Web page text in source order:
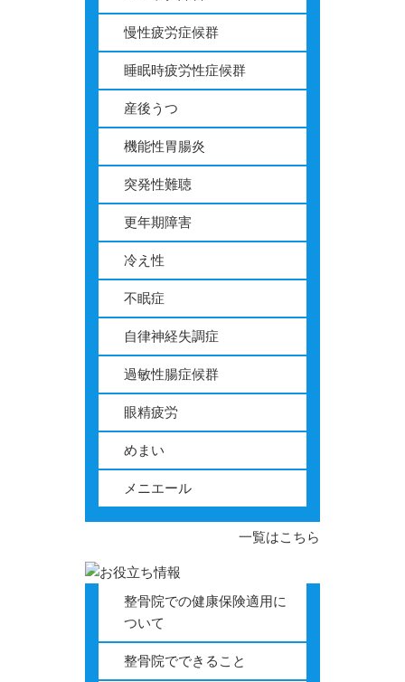
慢性疲労症候群
睡眠時疲労性症候群
産後うつ
機能性胃腸炎
突発性難聴
更年期障害
冷え性
不眠症
自律神経失調症
過敏性腸症候群
眼精疲労
めまい
メニエール
一覧はこちら
整骨院での健康保険適用に
ついて
整骨院でできること